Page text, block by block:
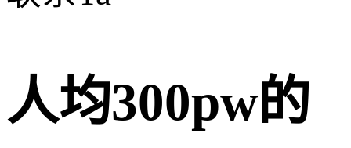
人均300pw的